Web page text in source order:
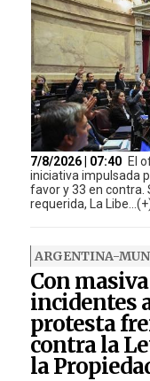
7/8/2026 | 07:40 El
iniciativa impulsada
favor y 33 en contra.
requerida, La
ARGENTINA-
Con
incidentes
protesta
contra la
la